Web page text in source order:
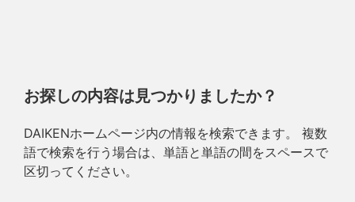
お探しの内容は見つかりましたか？
DAIKENホームページ内の情報を検索できます。 複数
語で検索を行う場合は、単語と単語の間をスペースで
区切ってください。